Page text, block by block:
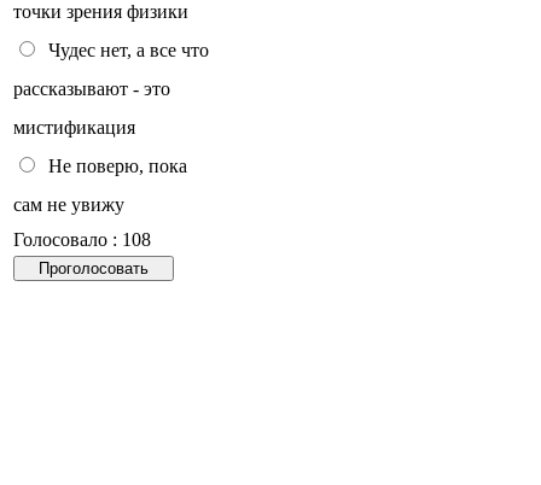
точки зрения физики
Чудес нет, а все что
рассказывают - это
мистификация
Не поверю, пока
сам не увижу
Голосовало : 108